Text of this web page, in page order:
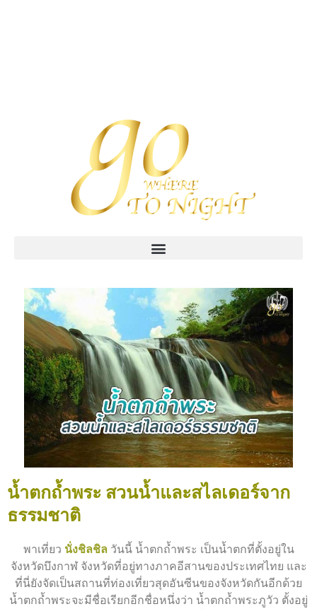
น้ำตกถ้ำพระ สวนน้ำและสไลเดอร์จาก
ธรรมชาติ
พาเที่ยว นั่งชิลชิลวันนี้ น้ำตกถ้ำพระ เป็นน้ำตกที่ตั้งอยู่ใน
จังหวัดบึงกาฬ จังหวัดที่อยู่ทางภาคอีสานของประเทศไทย และ
ที่นี่ยังจัดเป็นสถานที่ท่องเที่ยวสุดอันซีนของจังหวัดกันอีกด้วย
น้ำตกถ้ำพระจะมีชื่อเรียกอีกชื่อหนึ่งว่า น้ำตกถ้ำพระภูวัว ตั้งอยู่